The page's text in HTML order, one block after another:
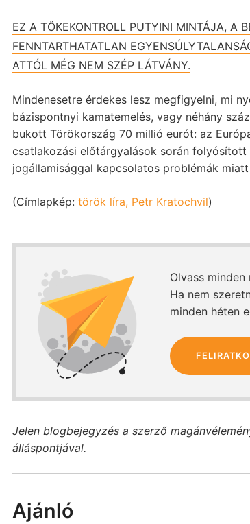
EZ A TŐKEKONTROLL PUTYINI MINTÁJA, A
FENNTARTHATATLAN
ATTÓL MÉG NEM SZÉP LÁTVÁNY.
Mindenesetre érdekes lesz megfigyelni, mi
bázispontnyi kamatemelés, vagy néhány
bukott Törökország 70 millió eurót: az
csatlakozási előtárgyalások során
jogállamisággal kapcsolatos problémák
(Címlapkép: török líra, Petr Kratochvil)
Olvass
Ha nem
minden héten
Jelen blogbejegyzés a szerző
álláspontjával.
Ajánló